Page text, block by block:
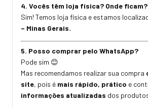
4. Vocês têm loja física? Onde ficam?
Sim! Temos loja física e estamos
– Minas Gerais.
5. Posso comprar pelo WhatsApp?
Pode sim 😊
Mas recomendamos realizar sua compra
site, pois é mais rápido, prático e
informações atualizadas dos